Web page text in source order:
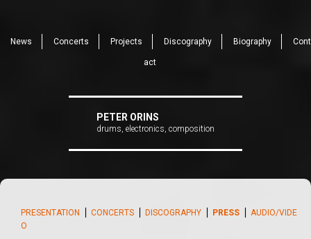
News Concerts Projects Discography Biography Cont
act
PETER ORINS
drums, electronics, composition
PRESENTATION CONCERTS DISCOGRAPHY PRESS
AUDIO/VIDE
O